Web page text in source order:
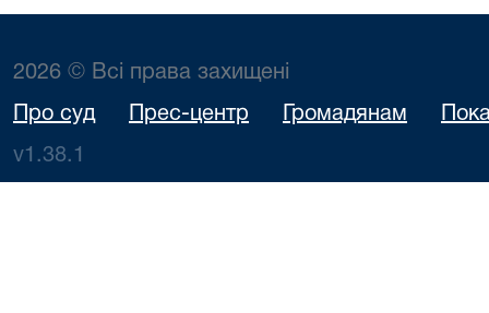
2026 © Всі права захищені
Про суд Прес-центр Громадянам
v1.38.1